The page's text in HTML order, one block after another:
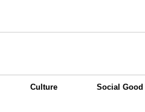
Culture Social Good